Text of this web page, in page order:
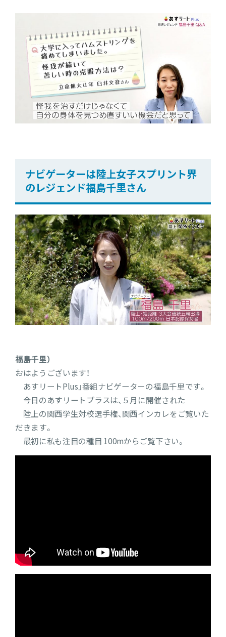
ナビゲーターは陸上女子スプリント界
のレジェンド福島千里さん
福島千里）
おはようございます！
あすリートPlus」番組ナビゲーターの福島千里です。
今日のあすリートプラスは、５月に開催された
陸上の関西学生対校選手権、関西インカレをご覧いた
だきます。
最初に私も注目の種目 100mからご覧下さい。